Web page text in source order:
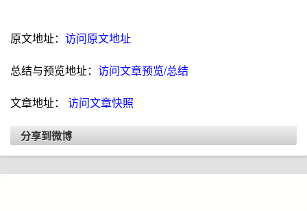
原文地址： 访问原文地址
总结与预览地址： 访问文章预览/总结
文章地址： 访问文章快照
分享到微博